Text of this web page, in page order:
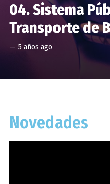
04. Sistema
Transporte de
— 5 años ago
Novedades